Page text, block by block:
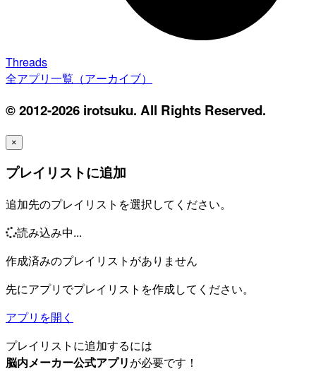
Threads
全アプリ一覧（アーカイブ）
© 2012-2026 irotsuku. All Rights Reserved.
×
プレイリストに追加
追加先のプレイリストを選択してください。
読み込み中...
作成済みのプレイリストがありません
先にアプリでプレイリストを作成してください。
アプリを開く
プレイリストに追加するには
脳内メーカー公式アプリが必要です！